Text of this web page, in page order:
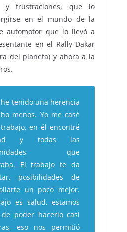
y frustraciones, que lo
en el mundo de la
automotor que lo llevó a
en el Rally Dakar
del planeta) y ahora a la
he tenido una herencia
menos. Yo me casé
en él encontré
y todas las
que
El trabajo te da
posibilidades de
un poco mejor.
es salud, estamos
de poder hacerlo casi
eso nos permitió